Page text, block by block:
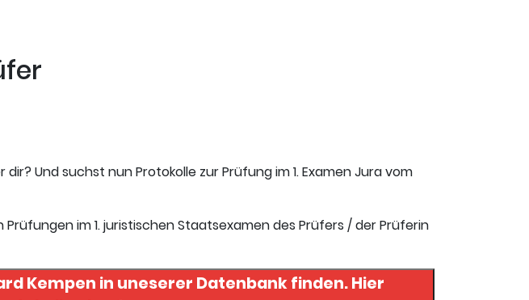
Und suchst nun Protokolle zur Prüfung im 1. Examen Jura vom
im 1. juristischen Staatsexamen des Prüfers / der Prüferin
Kempen in uneserer Datenbank finden. Hier